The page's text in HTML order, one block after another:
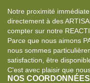
Notre proximité
directement à des
compter sur notre
Parce que nous aimons
nous sommes
satisfaction, être
C'est avec plaisir que
NOS COORDONNÉES